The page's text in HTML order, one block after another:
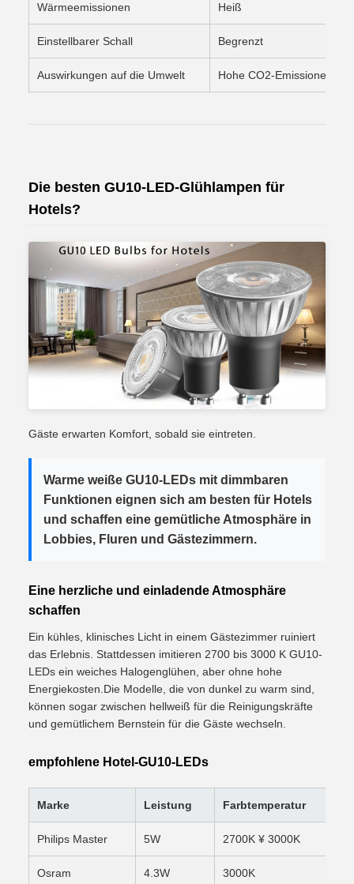
Wärmeemissionen Heiß
Einstellbarer Schall Begrenzt
Auswirkungen auf die Umwelt Hohe CO2-Emissionen
Die besten GU10-LED-Glühlampen für
Hotels?
Gäste erwarten Komfort, sobald sie eintreten.
Warme weiße GU10-LEDs mit dimmbaren
Funktionen eignen sich am besten für Hotels
und schaffen eine gemütliche Atmosphäre in
Lobbies, Fluren und Gästezimmern.
Eine herzliche und einladende Atmosphäre
schaffen
Ein kühles, klinisches Licht in einem Gästezimmer ruiniert
das Erlebnis. Stattdessen imitieren 2700 bis 3000 K GU10-
LEDs ein weiches Halogenglühen, aber ohne hohe
Energiekosten.Die Modelle, die von dunkel zu warm sind,
können sogar zwischen hellweiß für die Reinigungskräfte
und gemütlichem Bernstein für die Gäste wechseln.
empfohlene Hotel-GU10-LEDs
Marke Leistung Farbtemperatur
Philips Master 5W 2700K ¥ 3000K
Osram 4.3W 3000K